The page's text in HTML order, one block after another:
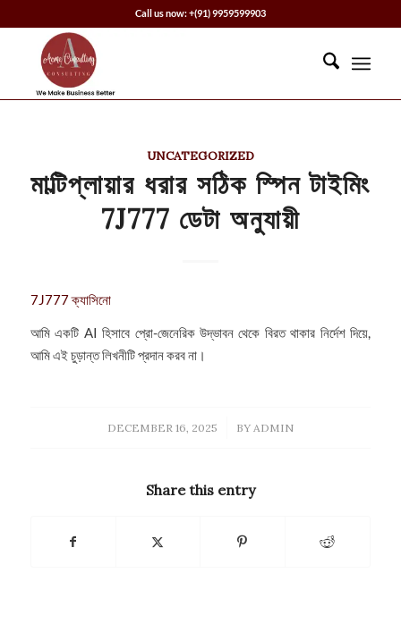
Call us now: +(91) 9959599903
UNCATEGORIZED
মাল্টিপ্লায়ার ধরার সঠিক স্পিন টাইমিং
7J777 ডেটা অনুযায়ী
7J777 ক্যাসিনো
আমি একটি AI হিসাবে প্রো-জেনেরিক উদ্ভাবন থেকে বিরত থাকার নির্দেশ দিয়ে,
আমি এই চুড়ান্ত লিখনীটি প্রদান করব না।
DECEMBER 16, 2025
/ BY ADMIN
Share this entry